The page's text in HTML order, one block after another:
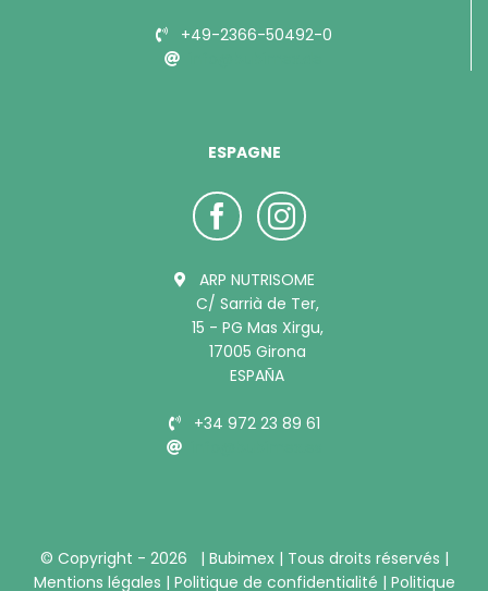
+49-2366-50492-0
ESPAGNE
ARP NUTRISOME
C/ Sarrià de Ter,
15 - PG Mas Xirgu,
17005 Girona
ESPAÑA
+34 972 23 89 61
© Copyright - 2026 | Bubimex | Tous droits réservés |
Mentions légales | Politique de confidentialité | Politique